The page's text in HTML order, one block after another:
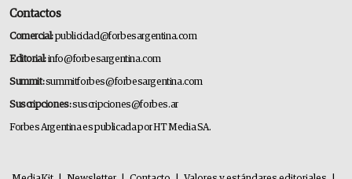
Contactos
Comercial:publicidad@forbesargentina.com
Editorial:info@forbesargentina.com
Summit:summitforbes@forbesargentina.com
Suscripciones:suscripciones@forbes.ar
Forbes Argentina es publicada por HT Media SA.